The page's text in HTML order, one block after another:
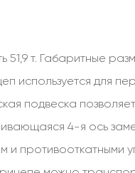
т. Габаритные
для
подвеска
4-я ось